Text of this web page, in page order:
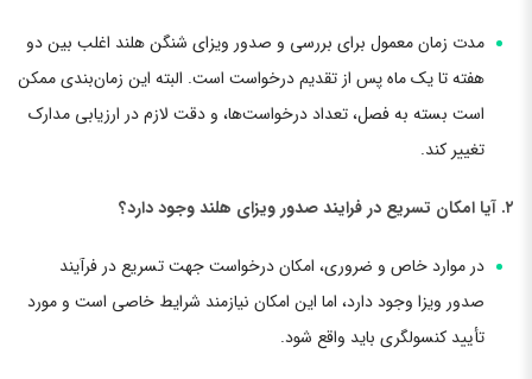
مدت زمان معمول برای بررسی و صدور ویزای شنگن هلند اغلب بین دو
هفته تا یک ماه پس از تقدیم درخواست است. البته این زمان‌بندی ممکن
است بسته به فصل، تعداد درخواست‌ها، و دقت لازم در ارزیابی مدارک
تغییر کند.
۲. آیا امکان تسریع در فرایند صدور ویزای هلند وجود دارد؟
در موارد خاص و ضروری، امکان درخواست جهت تسریع در فرآیند
صدور ویزا وجود دارد، اما این امکان نیازمند شرایط خاصی است و مورد
تأیید کنسولگری باید واقع شود.